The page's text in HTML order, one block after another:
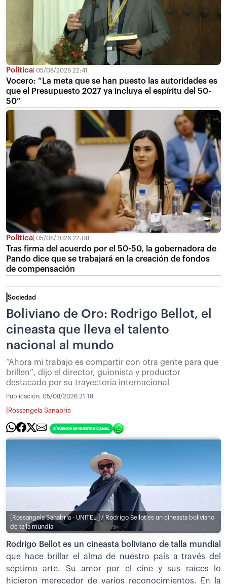
Política 05/08/2026 22:41
Vocero: “La meta que se han puesto las autoridades es
que el Presupuesto 2027 ya incluya el espíritu del 50-
50”
Política 05/08/2026 22:08
Tras firma del acuerdo por el 50-50, la gobernadora de
Pando dice que se trabajará en la creación de fondos
de compensación
Sociedad
Boliviano de Oro: Rodrigo Bellot, el
cineasta que lleva el talento
nacional al mundo
“Ahora mi trabajo es compartir con otra gente para que
brillen”, dijo el director, guionista y productor
destacado por su trayectoria internacional
Publicación: 05/08/2026 21:18
Rossangela Sanabria
[Rossangela Sanabria - UNITEL ] / Rodrigo Bellot es un cineasta boliviano
de talla mundial
Rodrigo Bellot es un cineasta boliviano de talla mundial
que hace brillar el alma de nuestro país a través del
séptimo arte. Su amor por el cine y sus raíces lo
hicieron merecedor de varios reconocimientos. En la